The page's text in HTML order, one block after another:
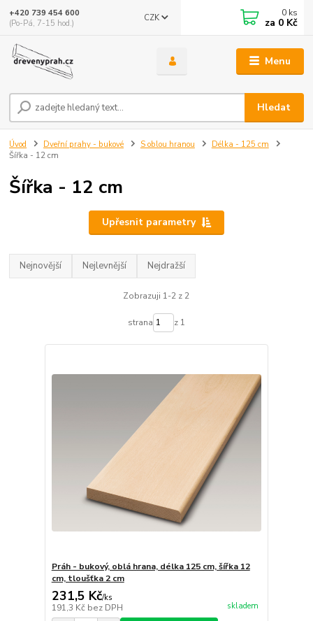
Menu
CZK
Hledat
+420 739 454 600
(Po-Pá, 7-15 hod.)
0 ks
za 0 Kč
Úvod Dveřní prahy - bukové S oblou hranou
Délka - 125 cm
Šířka - 12 cm
Šířka - 12 cm
Upřesnit parametry
Nejnovější Nejlevnější Nejdražší
Zobrazuji 1-2 z 2
strana z 1
Práh - bukový, oblá hrana, délka 125 cm, šířka 12
cm, tloušťka 2 cm
231,5 Kč/ks
191,3 Kč bez DPH skladem